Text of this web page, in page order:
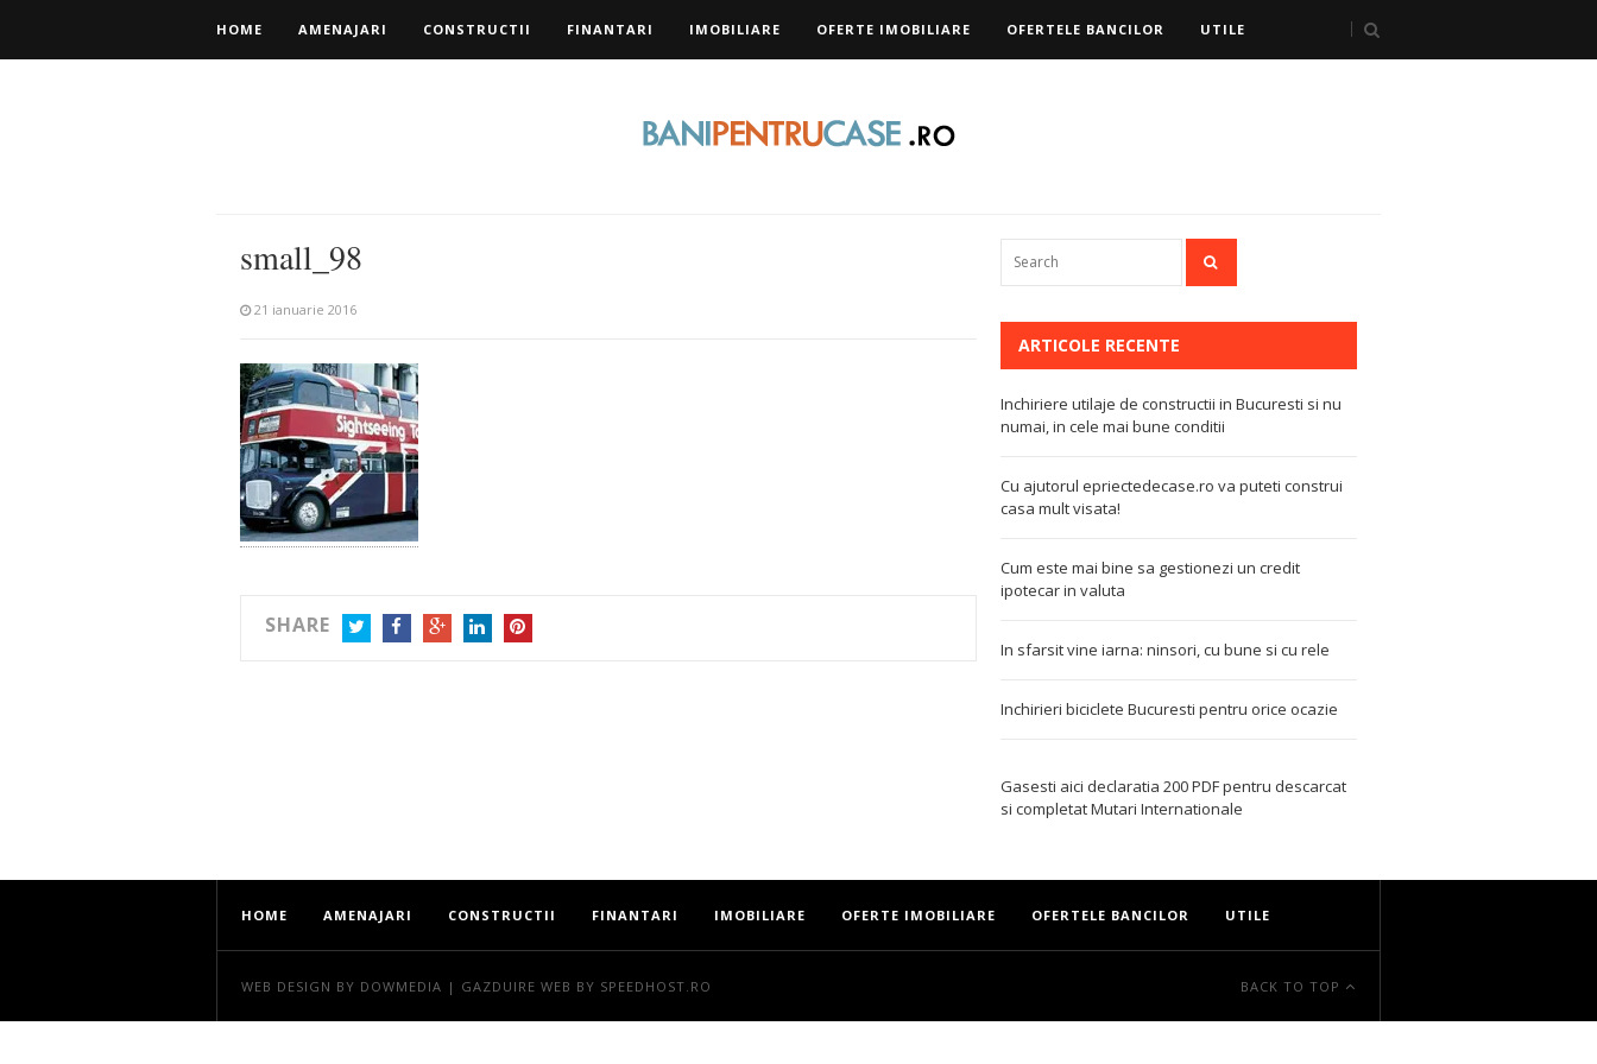
HOME AMENAJARI CONSTRUCTII FINANTARI IMOBILIARE OFERTE IMOBILIARE OFERTELE BANCILOR UTILE
small_98
21 ianuarie 2016
SHARE
ARTICOLE RECENTE
Inchiriere utilaje de constructii in Bucuresti si nu
numai, in cele mai bune conditii
Cu ajutorul epriectedecase.ro va puteti construi
casa mult visata!
Cum este mai bine sa gestionezi un credit
ipotecar in valuta
In sfarsit vine iarna: ninsori, cu bune si cu rele
Inchirieri biciclete Bucuresti pentru orice ocazie
Gasesti aici declaratia 200 PDFpentru descarcat
si completatMutari Internationale
HOME AMENAJARI CONSTRUCTII FINANTARI IMOBILIARE OFERTE IMOBILIARE OFERTELE BANCILOR UTILE
WEB DESIGN BY DOWMEDIA | GAZDUIRE WEB BY SPEEDHOST.RO BACK TO TOP